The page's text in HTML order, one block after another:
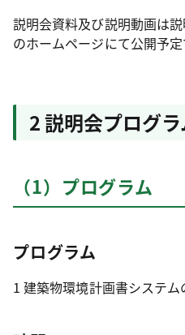
説明会資料及び説明動画は
のホームページにて公開予定
2 説明会プログ
（1）プログラム
プログラム
1 建築物環境計画書システ